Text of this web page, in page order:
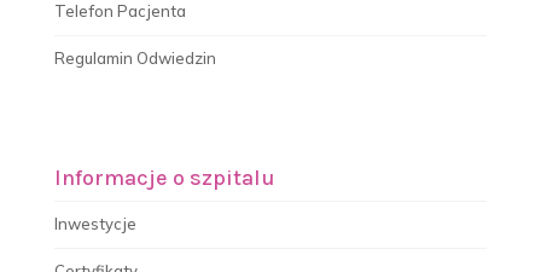
Telefon Pacjenta
Regulamin Odwiedzin
Informacje o szpitalu
Inwestycje